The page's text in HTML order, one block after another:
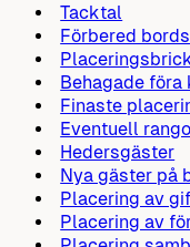
Tacktal
Förbered
Behagade föra
Finaste
Eventuell
Hedersgäster
Nya gäster på
Placering av
Placering av